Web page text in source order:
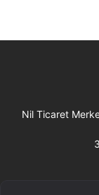
Nil Ticaret